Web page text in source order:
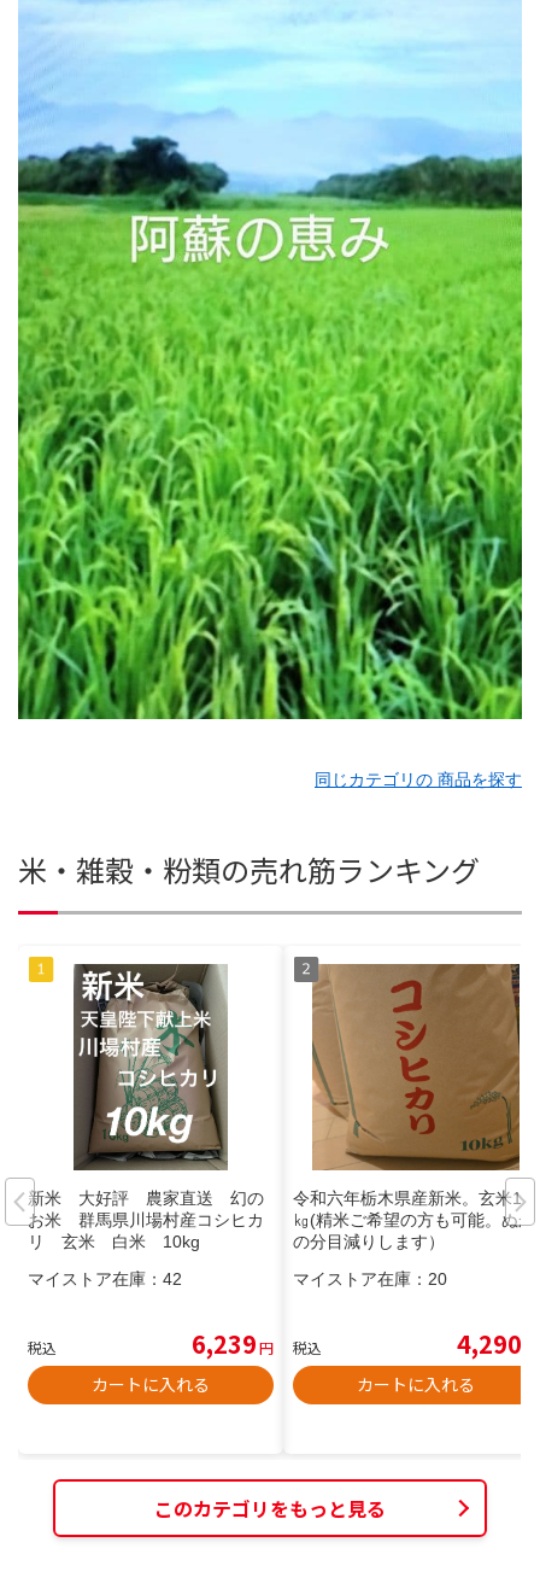
同じカテゴリの 商品を探す
米・雑穀・粉類の売れ筋ランキング
新米 大好評 農家直送 幻の
お米 群馬県川場村産コシヒカ
リ 玄米 白米 10kg
マイストア在庫： 42
税込 6,239円
カートに入れる
令和六年栃木県産新米。玄米10
㎏(精米ご希望の方も可能。ぬか
の分目減りします）
マイストア在庫： 20
税込 4,290
カートに入れる
このカテゴリをもっと見る